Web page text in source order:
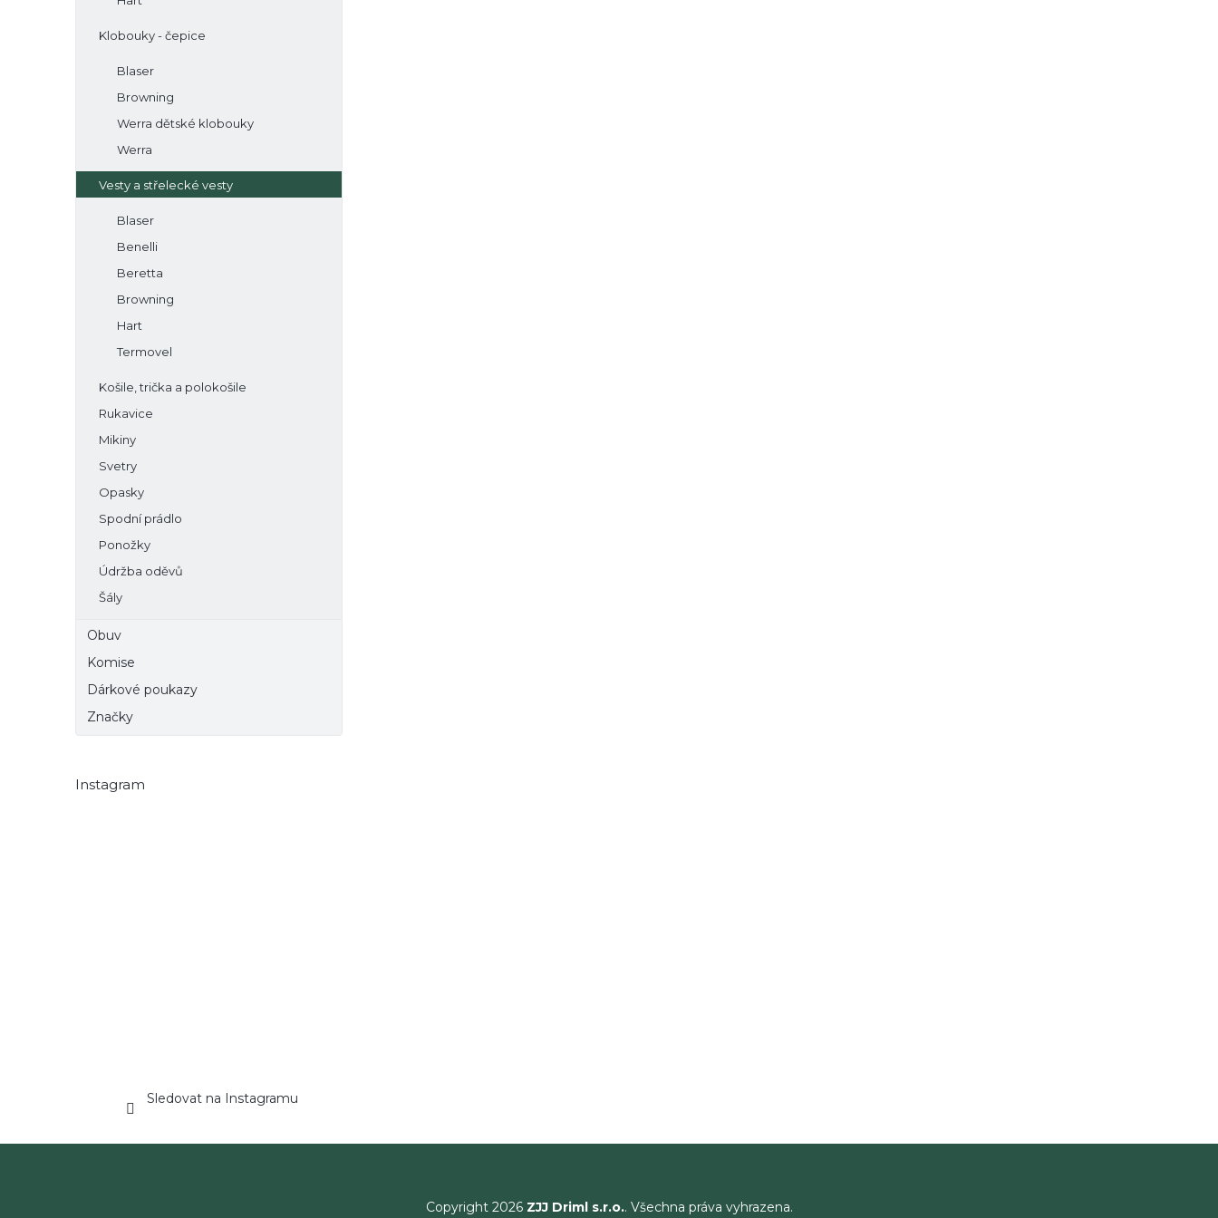
Klobouky - čepice
Blaser
Browning
Werra dětské klobouky
Werra
Vesty a střelecké vesty
Blaser
Benelli
Beretta
Browning
Hart
Termovel
Košile, trička a polokošile
Rukavice
Mikiny
Svetry
Opasky
Spodní prádlo
Ponožky
Údržba oděvů
Šály
Obuv
Komise
Dárkové poukazy
Značky
Instagram
Sledovat na Instagramu
Copyright 2026 ZJJ Driml s.r.o.. Všechna práva vyhrazena.